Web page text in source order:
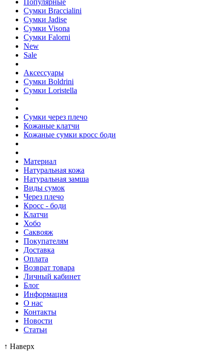
Сумки Braccialini
Сумки Jadise
Сумки Visona
Сумки Falorni
New
Sale
Аксессуары
Сумки Boldrini
Сумки Loristella
Сумки через плечо
Кожаные клатчи
Кожаные сумки кросс боди
Материал
Натуральная кожа
Натуральная замша
Виды сумок
Через плечо
Кросс - боди
Клатчи
Хобо
Саквояж
Покупателям
Доставка
Оплата
Возврат товара
Личный кабинет
Блог
Информация
О нас
Контакты
Новости
Статьи
↑ Наверх